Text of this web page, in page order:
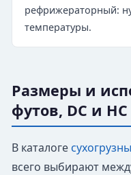
рефрижераторный:
температуры.
Размеры и
футов, DC и HC
В каталоге
всего выбирают